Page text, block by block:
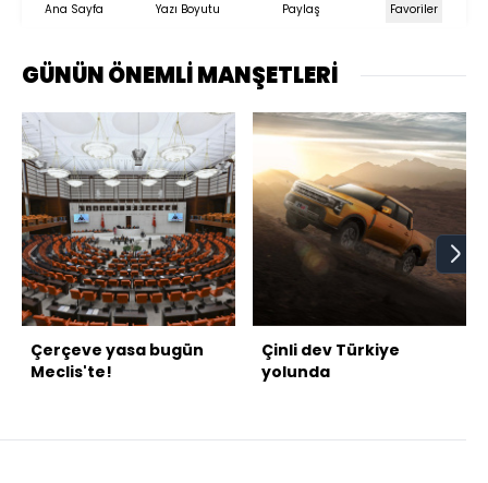
Ana Sayfa Yazı Boyutu Paylaş Favoriler
GÜNÜN ÖNEMLİ MANŞETLERİ
Çerçeve yasa bugün
Meclis'te!
Çinli dev Türkiye
yolunda